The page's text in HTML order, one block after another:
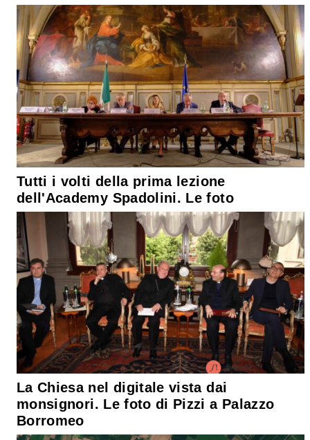
Tutti i volti della prima lezione
dell'Academy Spadolini. Le foto
La Chiesa nel digitale vista dai
monsignori. Le foto di Pizzi a Palazzo
Borromeo